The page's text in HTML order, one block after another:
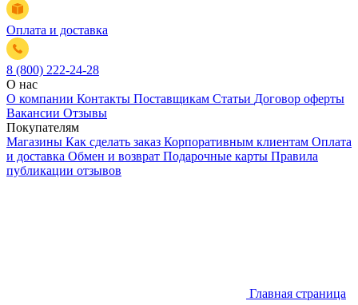
Оплата и доставка
8 (800) 222-24-28
О нас
О компании Контакты Поставщикам Статьи Договор оферты
Вакансии Отзывы
Покупателям
Магазины Как сделать заказ Корпоративным клиентам Оплата
и доставка Обмен и возврат Подарочные карты Правила
публикации отзывов
Главная страница